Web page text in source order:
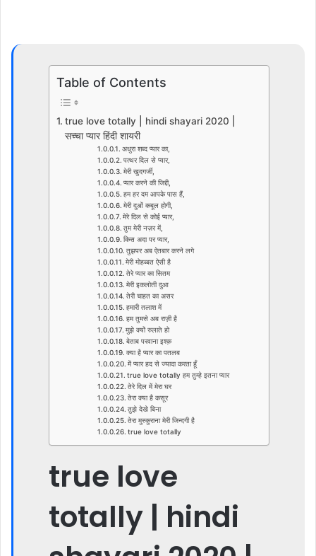
Table of Contents
true love totally | hindi shayari 2020 |
सच्चा प्यार हिंदी शायरी
अधुरा शब्द प्यार का,
पत्थर दिल से प्यार,
मेरी खुदगर्जी,
प्यार करने की जिद्दी,
हम हर दम आपके पास हैं,
मेरी दुओं कबूल होगी,
मेरे दिल से कोई प्यार,
तुम मेरी नज़र में,
किस अदा पर प्यार,
तुझपर अब ऐतबार करने लगे
मेरी मोहब्बत ऐसी है
तेरे प्यार का सितम
मेरी इकलोती दुआ
तेरी चाहत का असर
हमारी तलाश में
हम तुमसे अब राज़ी है
मुझे क्यों रुलाते हो
बेताब परवाना इश्क़
क्या है प्यार का पतलब
में प्यार हद से ज्यादा करता हूँ
true love totally हम तुम्हे इतना प्यार
तेरे दिल में मेरा घर
तेरा क्या है कसूर
तुझे देखे बिना
तेरा मुस्कुराना मेरी जिन्दगी है
true love totally
true love
totally | hindi